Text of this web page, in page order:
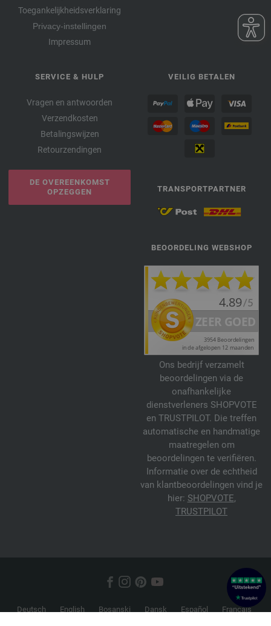
Toegankelijkheidsverklaring
Privacy-instellingen
Impressum
SERVICE & HULP
Vragen en antwoorden
Verzendkosten
Betalingswijzen
Retourzendingen
DE OVEREENKOMST
OPZEGGEN
VEILIG BETALEN
TRANSPORTPARTNER
BEOORDELING WEBSHOP
Ons bedrijf verzamelt
beoordelingen via de
onafhankelijke
dienstverleners SHOPVOTE
en TRUSTPILOT. Die treffen
automatische en handmatige
maatregelen om
beoordelingen te verifiëren.
Informatie over de echtheid
van klantbeoordelingen vind je
hier: SHOPVOTE,
TRUSTPILOT
Deutsch English Bosanski Dansk Español
Français